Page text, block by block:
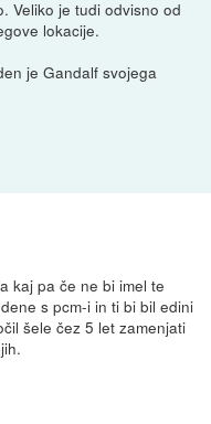
Veliko je tudi odvisno od
lokacije.
je Gandalf svojega
kaj pa če ne bi imel te
s pcm-i in ti bi bil edini
šele čez 5 let zamenjati